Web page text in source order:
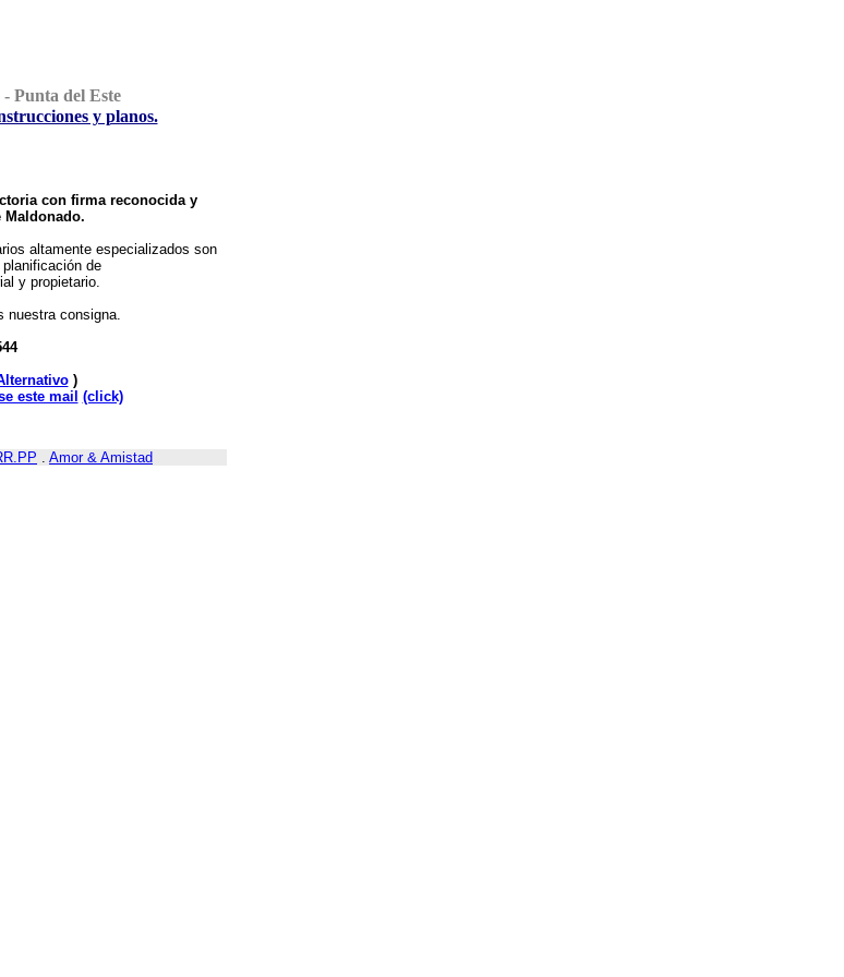
Punta del Este
y planos.
con firma reconocida y
altamente especializados son
de
y propietario.
nuestra consigna.
)
este mail (click)
. Amor & Amistad